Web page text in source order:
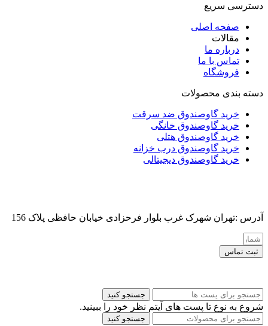
دسترسی سریع
صفحه اصلی
مقالات
درباره ما
تماس با ما
فروشگاه
دسته بندی محصولات
خرید گاوصندوق ضد سرقت
خرید گاوصندوق خانگی
خرید گاوصندوق هتلی
خرید گاوصندوق درب خزانه
خرید گاوصندوق دیجیتالی
آدرس :تهران شهرک غرب بلوار فرحزادی خیابان حافظی پلاک 156
ثبت تماس
جستجو کنید
شروع به نوع تا پست های آیتم نظر خود را ببینید.
جستجو کنید